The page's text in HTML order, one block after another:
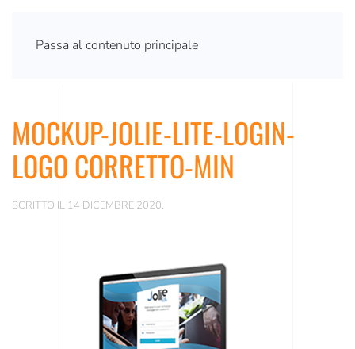
Passa al contenuto principale
MOCKUP-JOLIE-LITE-LOGIN-
LOGO CORRETTO-MIN
SCRITTO IL 14 DICEMBRE 2020.